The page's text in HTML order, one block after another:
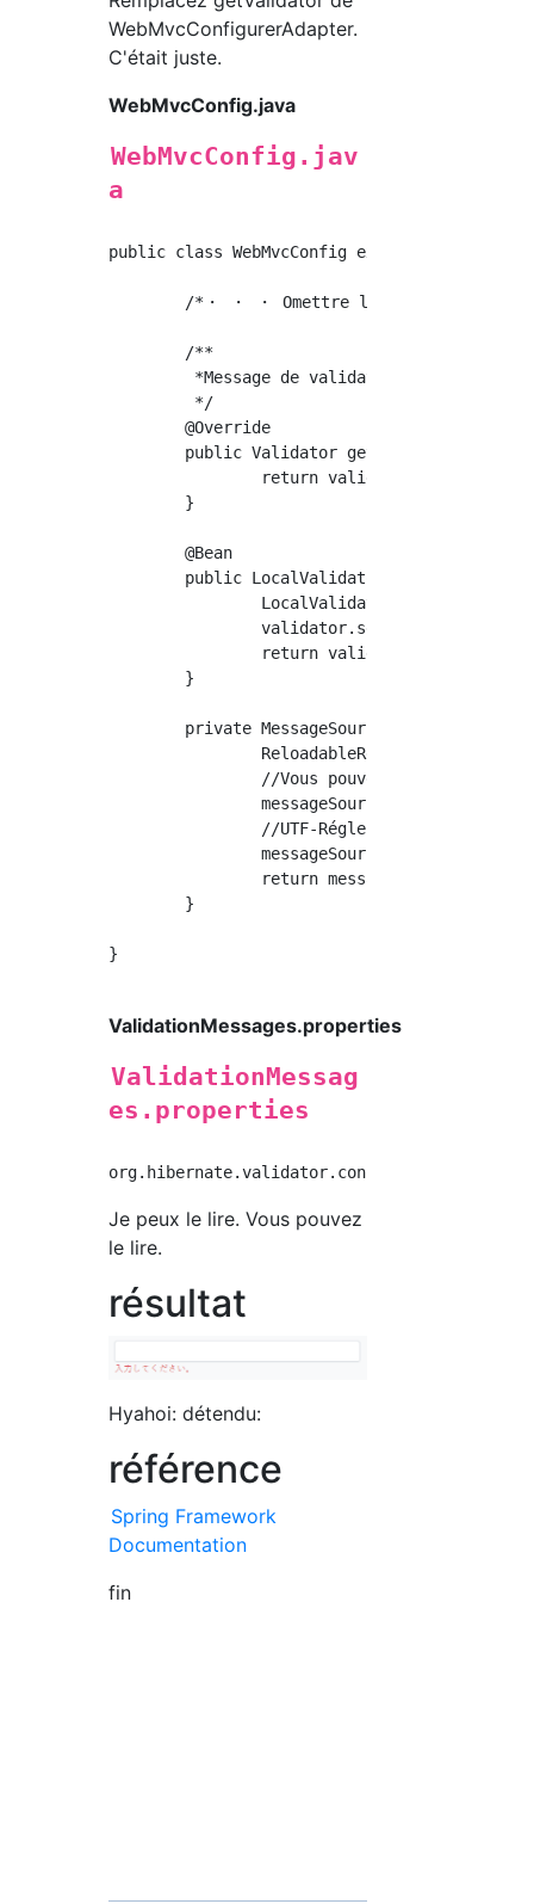
WebMvcConfigurerAdapter.
C'était juste.
WebMvcConfig.java
WebMvcConfig.jav
a
public class WebMvcConfig extends
	@Override
	@Bean
		validator.setValidationMessageSource(messageSource());
		messageSource.setBasename("classpath:/ValidationMessages");
}
ValidationMessages.properties
ValidationMessag
es.properties
Je peux le lire. Vous pouvez
le lire.
résultat
Hyahoi: détendu:
référence
Spring Framework
Documentation
fin